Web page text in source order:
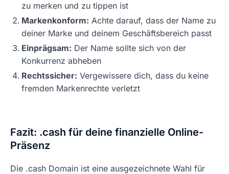
zu merken und zu tippen ist
Markenkonform: Achte darauf, dass der Name zu
deiner Marke und deinem Geschäftsbereich passt
Einprägsam: Der Name sollte sich von der
Konkurrenz abheben
Rechtssicher: Vergewissere dich, dass du keine
fremden Markenrechte verletzt
Fazit: .cash für deine finanzielle Online-
Präsenz
Die .cash Domain ist eine ausgezeichnete Wahl für